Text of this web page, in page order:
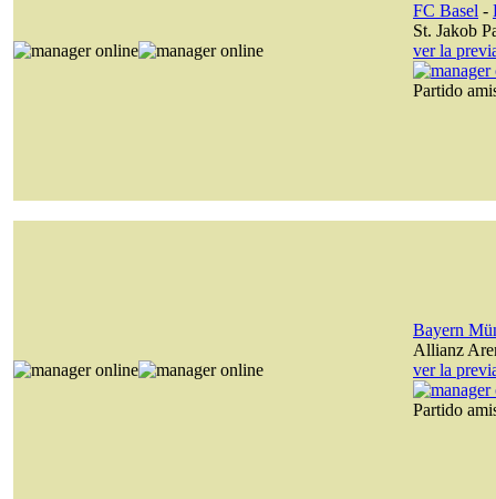
FC Basel -
St. Jakob
ver la
Partido
Bayern
Allianz
ver la
Partido